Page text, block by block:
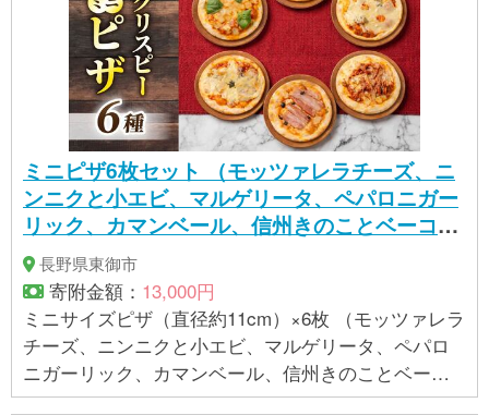
ミニピザ6枚セット （モッツァレラチーズ、ニ
ンニクと小エビ、マルゲリータ、ペパロニガー
リック、カマンベール、信州きのことベーコン)
| アトリエ・ド・フロマージュ
長野県東御市
寄附金額： 13,000円
ミニサイズピザ（直径約11cm）×6枚 （モッツァレラ
チーズ、ニンニクと小エビ、マルゲリータ、ペパロ
ニガーリック、カマンベール、信州きのことベーコ
ン)